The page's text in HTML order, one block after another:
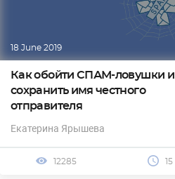
18 June 2019
Как обойти СПАМ-ловушки и
сохранить имя честного
отправителя
Екатерина Ярышева
12285 15